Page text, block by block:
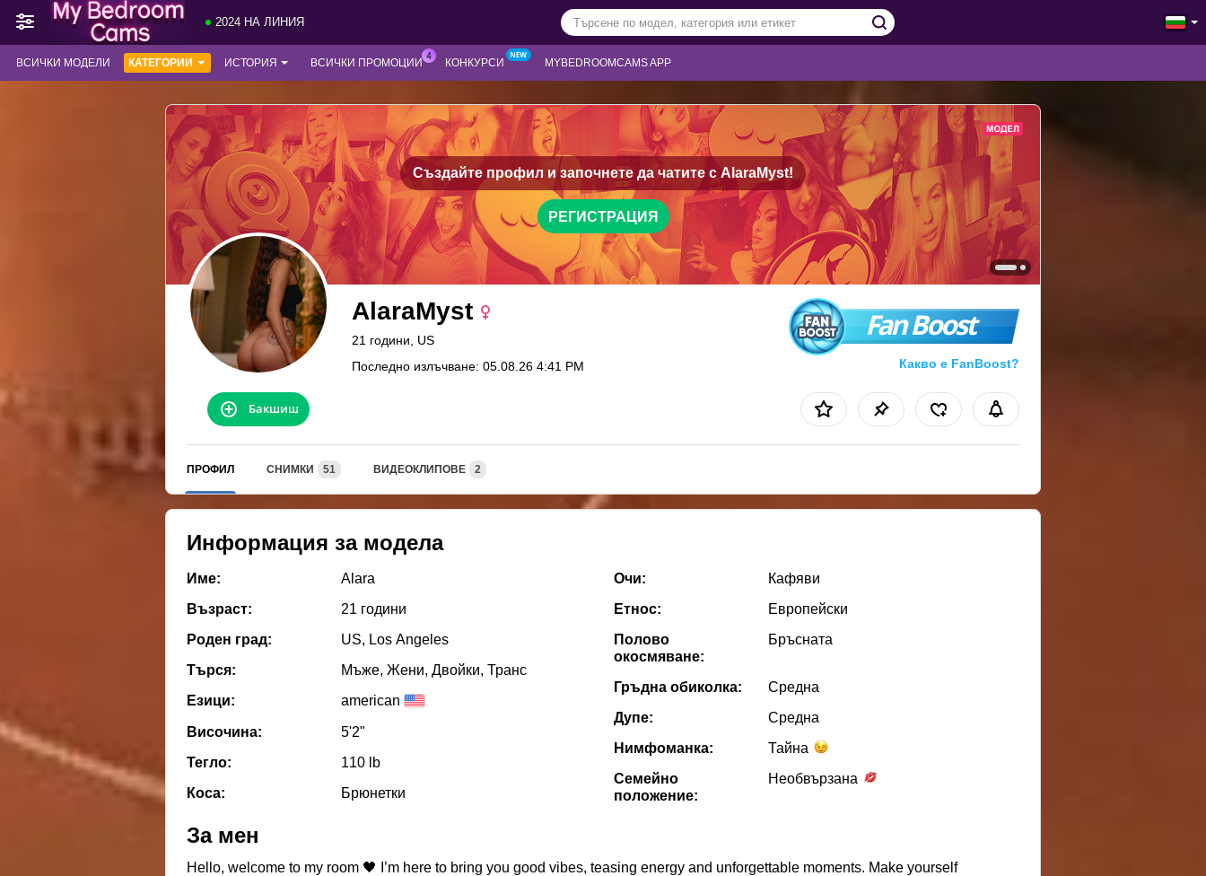
2024 НА ЛИНИЯ
ВСИЧКИ МОДЕЛИ КАТЕГОРИИ ИСТОРИЯ ВСИЧКИ ПРОМОЦИИ КОНКУРСИ MYBEDROOMCAMS APP
Създайте профил и започнете да чатите с AlaraMyst!
РЕГИСТРАЦИЯ
AlaraMyst
21 години, US
Последно излъчване: 05.08.26 4:41 PM
Fan Boost
Какво е FanBoost?
Бакшиш
ПРОФИЛ СНИМКИ 51 ВИДЕОКЛИПОВЕ 2
Информация за модела
Име:
Alara
Възраст:
21 години
Роден град:
US, Los Angeles
Търся:
Мъже, Жени, Двойки, Транс
Езици:
american
Височина:
5'2"
Тегло:
110 lb
Коса:
Брюнетки
Очи:
Кафяви
Етнос:
Европейски
Полово
окосмяване:
Бръсната
Гръдна обиколка:
Среднa
Дупе:
Среднa
Нимфоманка:
Тайна
Семейно
положение:
Необвързана
За мен
Hello, welcome to my room 🖤 I’m here to bring you good vibes, teasing energy and unforgettable moments. Make yourself